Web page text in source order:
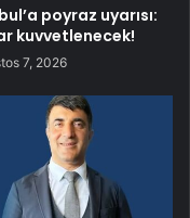
poyraz uyarısı:
kuvvetlenecek!
7, 2026